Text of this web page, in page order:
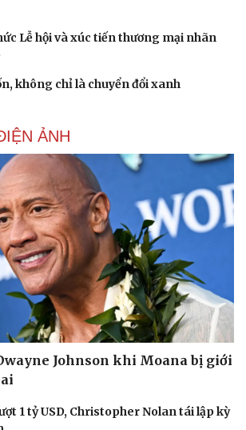
Lễ hội và xúc tiến thương mại nhãn
không chỉ là chuyển đổi xanh
ẢNH
Johnson khi Moana bị giới
1 tỷ USD, Christopher Nolan tái lập kỳ